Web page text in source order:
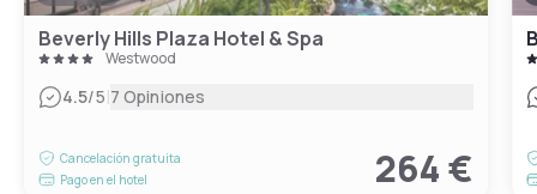
Beverly Hills Plaza Hotel & Spa
Westwood
4.5/5|7 Opiniones
Cancelación gratuita
Pago en el hotel
264 €